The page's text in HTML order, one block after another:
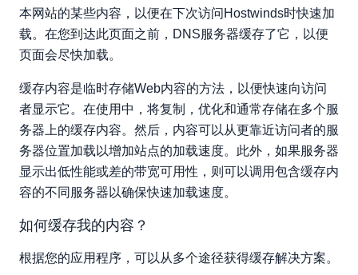
本网站的某些内容，以便在下次访问Hostwinds时快速加
载。在您到达此页面之前，DNS服务器缓存了它，以便
页面会尽快加载。
缓存内容是临时存储Web内容的方法，以便快速向访问
者显示它。在使用中，将复制，优化和通常存储在多个服
务器上的缓存内容。然后，内容可以从更靠近访问者的服
务器位置加载以增加站点的加载速度。此外，如果服务器
显示出低性能或差的带宽可用性，则可以调用包含缓存内
容的不同服务器以确保快速加载速度。
如何缓存我的内容？
根据您的应用程序，可以从多个途径获得缓存解决方案。